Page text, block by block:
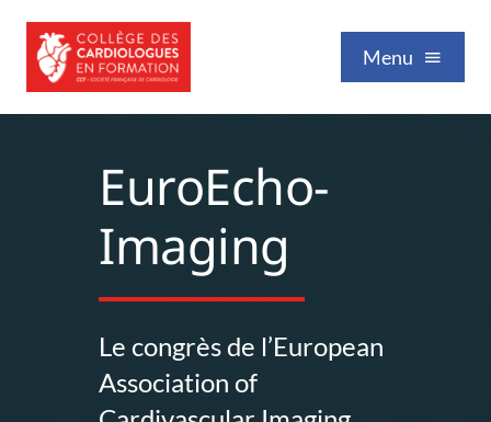
contenu
Menu
Formation / Enseignement
Vie professionnelle
Nos publications
EuroEcho-
Imaging
Le congrès de l’European
Association of